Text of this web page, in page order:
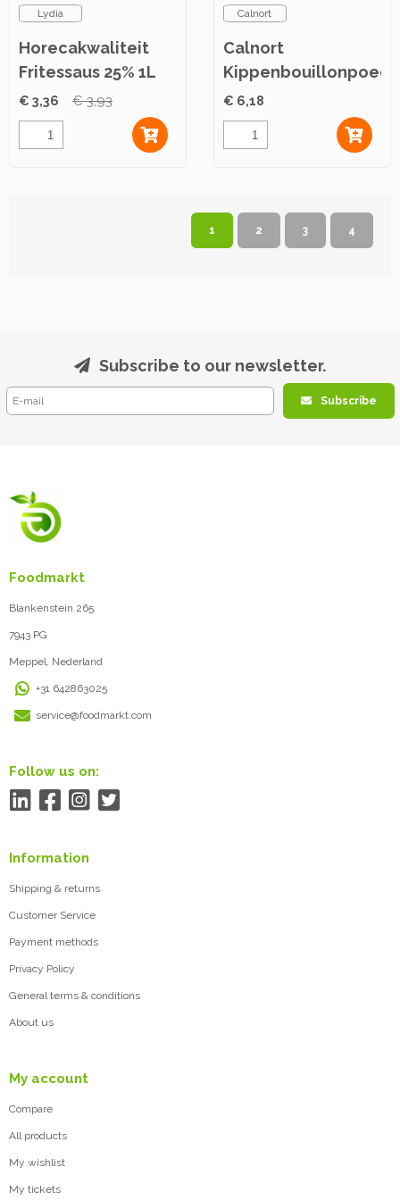
Lydia
Horecakwaliteit
Fritessaus 25% 1L
€ 3,36 € 3,93
Calnort
Calnort
1kg
€ 6,18
1 2 3 4
Subscribe to our newsletter.
Subscribe
Foodmarkt
Blankenstein 265
7943 PG
Meppel, Nederland
+31 642863025
service@foodmarkt.com
Follow us on:
Information
Shipping & returns
Customer Service
Payment methods
Privacy Policy
General terms & conditions
About us
My account
Compare
All products
My wishlist
My tickets